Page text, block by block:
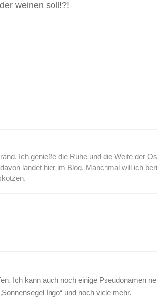
weinen soll!?!
Ich genieße die Ruhe und die Weite der
landet hier im Blog. Manchmal will ich
Ich kann auch noch einige Pseudonamen
Ingo“ und noch viele mehr.